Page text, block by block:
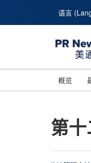
语言
概览
第